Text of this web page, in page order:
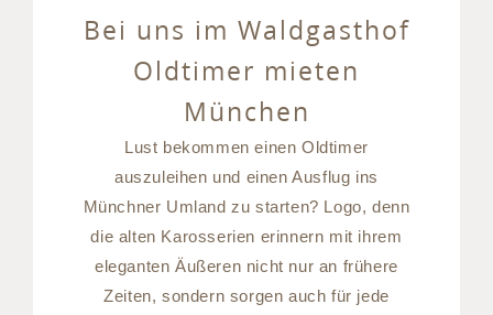
Bei uns im Waldgasthof
Oldtimer mieten
München
Lust bekommen einen Oldtimer
auszuleihen und einen Ausflug ins
Münchner Umland zu starten? Logo, denn
die alten Karosserien erinnern mit ihrem
eleganten Äußeren nicht nur an frühere
Zeiten, sondern sorgen auch für jede